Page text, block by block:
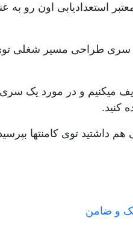
که روشهای معتبر
طراحی مسیر شغلی
میکنیم و در مورد یک
کنید.
هم داشتید توی
چک و ضامن